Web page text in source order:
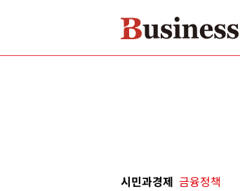
시민과경제 금융정책